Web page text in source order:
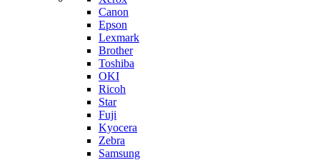
Canon
Epson
Lexmark
Brother
Toshiba
OKI
Ricoh
Star
Fuji
Kyocera
Zebra
Samsung